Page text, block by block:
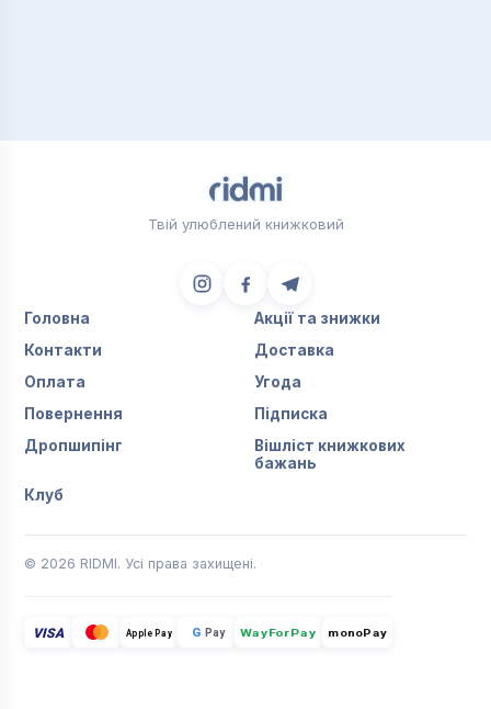
Твій улюблений книжковий
Головна
Акції та знижки
Контакти
Доставка
Оплата
Угода
Повернення
Підписка
Дропшипінг
Вішліст книжкових
бажань
Клуб
© 2026 RIDMI. Усі права захищені.
VISA Apple Pay G Pay WayForPay monoPay